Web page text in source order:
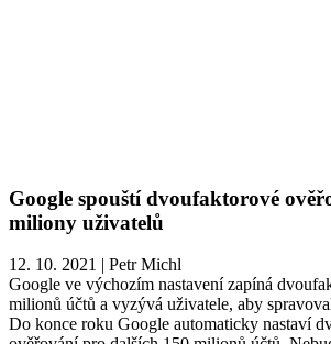
Google spouští dvoufaktorové
miliony uživatelů
12. 10. 2021 | Petr Michl
Google ve výchozím nastavení zapíná
milionů účtů a vyzývá uživatele, aby
Do konce roku Google automaticky nastaví